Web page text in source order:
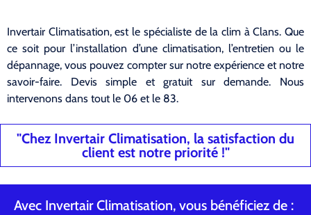
Invertair Climatisation, est le spécialiste de la clim à Clans. Que
ce soit pour l’installation d’une climatisation, l’entretien ou le
dépannage, vous pouvez compter sur notre expérience et notre
savoir-faire. Devis simple et gratuit sur demande. Nous
intervenons dans tout le 06 et le 83.
"Chez Invertair Climatisation, la satisfaction du
client est notre priorité !"
Avec Invertair Climatisation, vous bénéficiez de :